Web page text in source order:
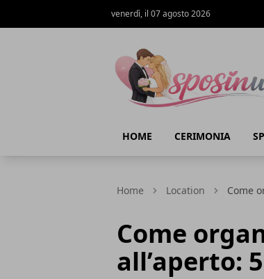
venerdì, il 07 agosto 2026
HOME CERIMONIA
Home Location Come
Come
all’aperto: